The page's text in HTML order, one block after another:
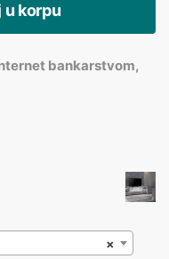
u korpu
bankarstvom,
×